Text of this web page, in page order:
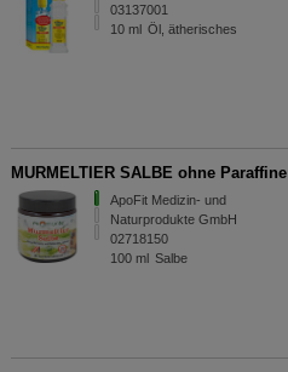
03137001
10 ml Öl, ätherisches
MURMELTIER SALBE ohne Paraffine
ApoFit Medizin- und
Naturprodukte GmbH
02718150
100 ml Salbe